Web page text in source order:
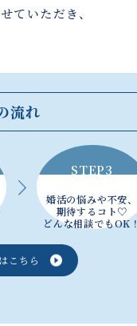
ていただき、
流れ
STEP3
婚活の悩みや不安、
期待するコト♡
どんな相談でもOK！
こちら